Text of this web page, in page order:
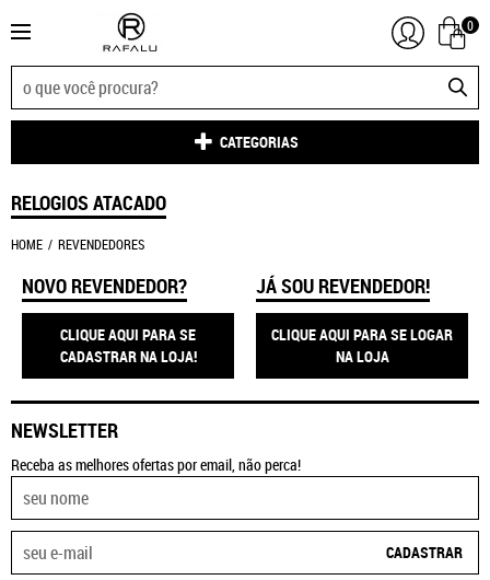
0
CATEGORIAS
RELOGIOS ATACADO
HOME REVENDEDORES
NOVO REVENDEDOR?
CLIQUE AQUI PARA SE
CADASTRAR NA LOJA!
JÁ SOU REVENDEDOR!
CLIQUE AQUI PARA SE LOGAR
NA LOJA
NEWSLETTER
Receba as melhores ofertas por email, não perca!
CADASTRAR